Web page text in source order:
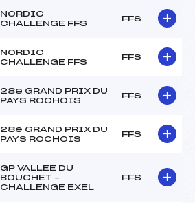
NORDIC
CHALLENGE FFS
FFS
NORDIC
CHALLENGE FFS
FFS
28e GRAND PRIX DU
PAYS ROCHOIS
FFS
28e GRAND PRIX DU
PAYS ROCHOIS
FFS
GP VALLEE DU
BOUCHET –
CHALLENGE EXEL
FFS